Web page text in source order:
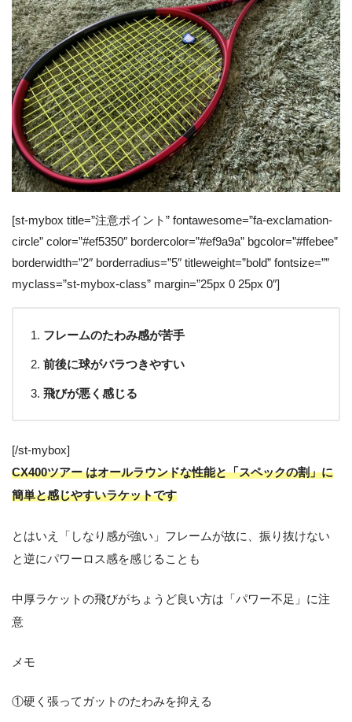
[st-mybox title=”注意ポイント” fontawesome=”fa-exclamation-
circle” color=”#ef5350″ bordercolor=”#ef9a9a” bgcolor=”#ffebee”
borderwidth=”2″ borderradius=”5″ titleweight=”bold” fontsize=””
myclass=”st-mybox-class” margin=”25px 0 25px 0″]
フレームのたわみ感が苦手
前後に球がバラつきやすい
飛びが悪く感じる
[/st-mybox]
CX400ツアー はオールラウンドな性能と「スペックの割」に
簡単と感じやすいラケットです
とはいえ「しなり感が強い」フレームが故に、振り抜けない
と逆にパワーロス感を感じることも
中厚ラケットの飛びがちょうど良い方は「パワー不足」に注
意
メモ
①硬く張ってガットのたわみを抑える